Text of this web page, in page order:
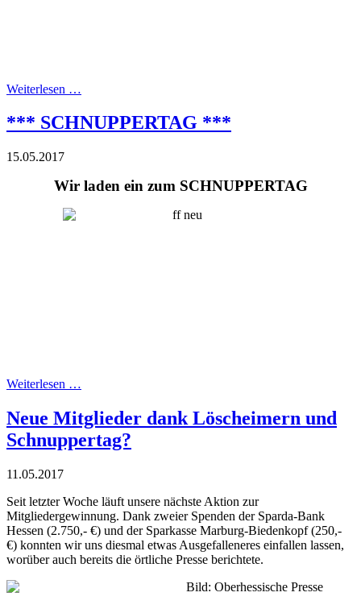
Weiterlesen …
*** SCHNUPPERTAG ***
15.05.2017
Wir laden ein zum SCHNUPPERTAG
Weiterlesen …
Neue Mitglieder dank Löscheimern und
Schnuppertag?
11.05.2017
Seit letzter Woche läuft unsere nächste Aktion zur
Mitgliedergewinnung. Dank zweier Spenden der Sparda-Bank
Hessen (2.750,- €) und der Sparkasse Marburg-Biedenkopf (250,-
€) konnten wir uns diesmal etwas Ausgefalleneres einfallen lassen,
worüber auch bereits die örtliche Presse berichtete.